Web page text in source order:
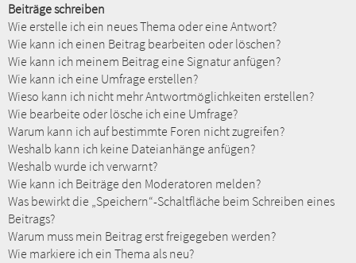
Beiträge schreiben
Wie erstelle ich ein neues Thema oder eine Antwort?
Wie kann ich einen Beitrag bearbeiten oder löschen?
Wie kann ich meinem Beitrag eine Signatur anfügen?
Wie kann ich eine Umfrage erstellen?
Wieso kann ich nicht mehr Antwortmöglichkeiten erstellen?
Wie bearbeite oder lösche ich eine Umfrage?
Warum kann ich auf bestimmte Foren nicht zugreifen?
Weshalb kann ich keine Dateianhänge anfügen?
Weshalb wurde ich verwarnt?
Wie kann ich Beiträge den Moderatoren melden?
Was bewirkt die „Speichern“-Schaltfläche beim Schreiben eines
Beitrags?
Warum muss mein Beitrag erst freigegeben werden?
Wie markiere ich ein Thema als neu?